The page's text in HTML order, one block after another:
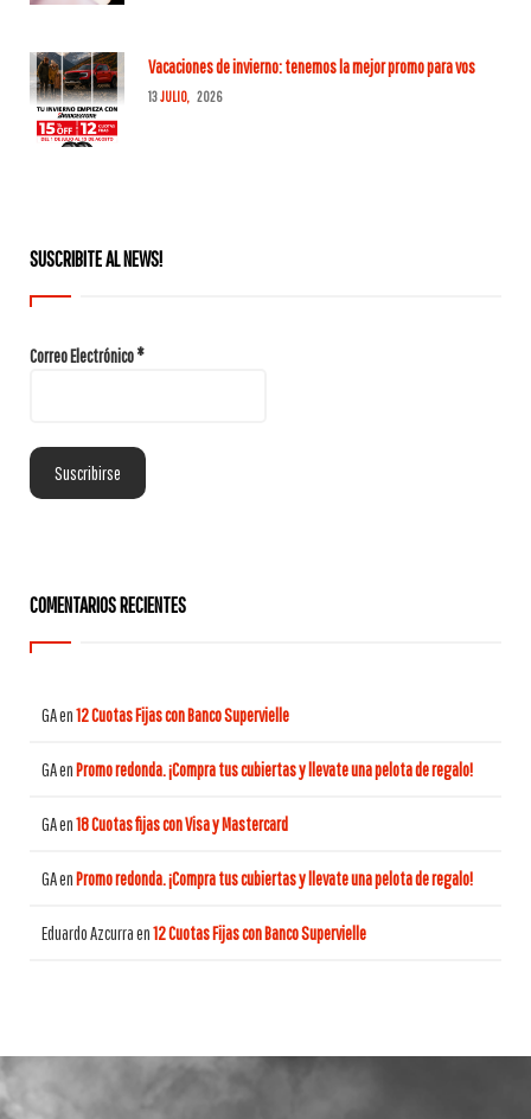
Vacaciones de invierno: tenemos la mejor promo para vos
13JULIO, 2026
SUSCRIBITE AL NEWS!
Correo Electrónico*
COMENTARIOS RECIENTES
GAen12 Cuotas Fijas con Banco Supervielle
GAenPromo redonda. ¡Compra tus cubiertas y llevate una pelota de regalo!
GAen18 Cuotas fijas con Visa y Mastercard
GAenPromo redonda. ¡Compra tus cubiertas y llevate una pelota de regalo!
Eduardo Azcurraen12 Cuotas Fijas con Banco Supervielle